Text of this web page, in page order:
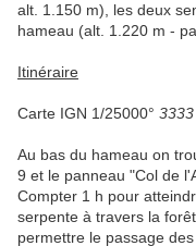
alt. 1.150 m), les deux
hameau (alt. 1.220 m -
Itinéraire
Carte IGN 1/25000°
Au bas du hameau on
9 et le panneau "Col de
Compter 1 h pour
serpente à travers la
permettre le passage